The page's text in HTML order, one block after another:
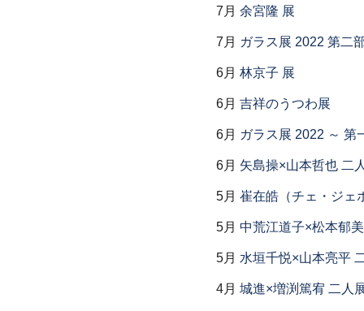
7月 余宮隆 展
7月 ガラス展 2022 第二
6月 林京子 展
6月 吉祥のうつわ展
6月 ガラス展 2022 ～ 第
6月 矢島操×山本哲也 二
5月 崔在皓（チェ・ジェ
5月 中荒江道子×松本郁
5月 水垣千悦×山本亮平
4月 城進×増渕篤宥 二人